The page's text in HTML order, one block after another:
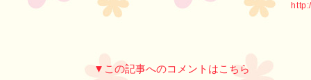
▼この記事へのコメントはこちら